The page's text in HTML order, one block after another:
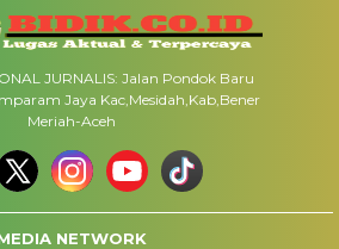
JURNALIS: Jalan Pondok Baru
Jaya Kac,Mesidah,Kab,Bener
Meriah-Aceh
NETWORK